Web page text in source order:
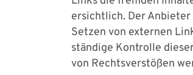
ersichtlich. Der
Setzen von externen
ständige Kontrolle
von Rechtsverstößen